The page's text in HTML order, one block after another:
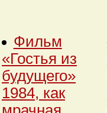
Фильм
«Гостья из
будущего»
1984, как